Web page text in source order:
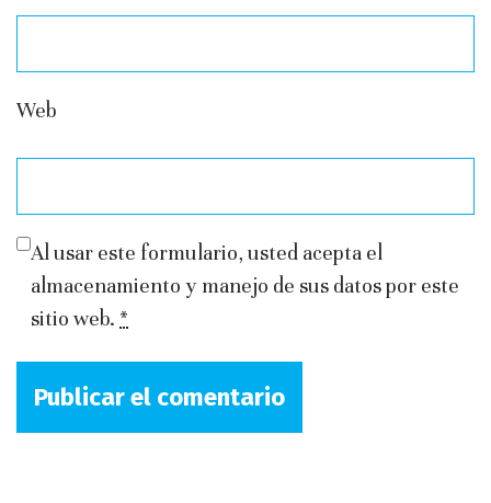
Web
Al usar este formulario, usted acepta el
almacenamiento y manejo de sus datos por este
sitio web. *